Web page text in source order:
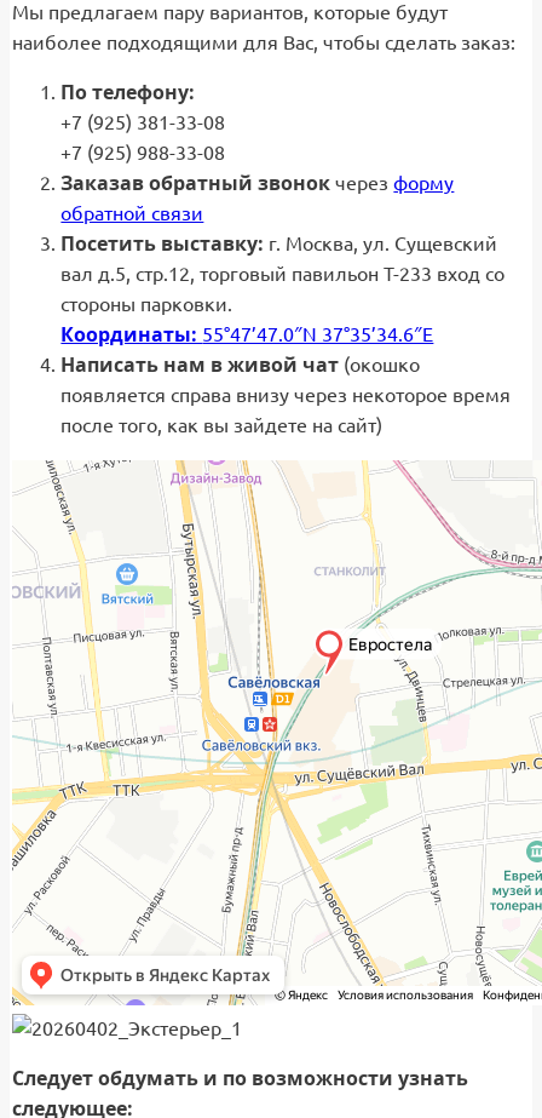
Мы предлагаем пару вариантов, которые будут
наиболее подходящими для Вас, чтобы сделать заказ:
По телефону:
+7 (925) 381-33-08
+7 (925) 988-33-08
Заказав обратный звонокчерезформу
обратной связи
Посетить выставку: г. Москва, ул. Сущевский
вал д.5, стр.12, торговый павильон Т-233 вход со
стороны парковки.
Координаты: 55°47’47.0″N 37°35’34.6″E
Написать нам в живой чат (окошко
появляется справа внизу через некоторое время
после того, как вы зайдете на сайт)
Следует обдумать и по возможности узнать
следующее: